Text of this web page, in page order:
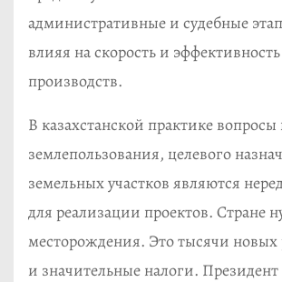
административные и судебные
влияя на скорость и
производств.
В казахстанской практике
землепользования, целевого
земельных участков являются
для реализации проектов. Стране
месторождения. Это тысячи новых
и значительные налоги.